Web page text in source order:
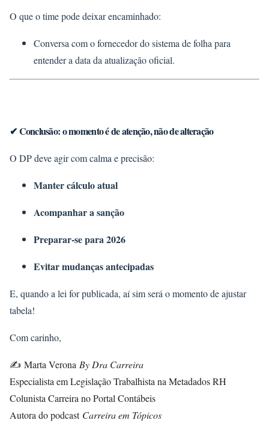
O que o time pode deixar encaminhado:
Conversa com o fornecedor do sistema de folha para
entender a data da atualização oficial.
✔ Conclusão: o momento é de atenção, não de alteração
O DP deve agir com calma e precisão:
Manter cálculo atual
Acompanhar a sanção
Preparar-se para 2026
Evitar mudanças antecipadas
E, quando a lei for publicada, aí sim será o momento de ajustar
tabela!
Com carinho,
✍️ Marta Verona By Dra Carreira
Especialista em Legislação Trabalhista na Metadados RH
Colunista Carreira no Portal Contábeis
Autora do podcast Carreira em Tópicos